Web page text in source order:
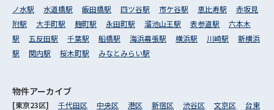
ノ水駅
水道橋駅 飯田橋駅 四ツ谷駅 市ケ谷駅 恵比寿駅
赤坂見
附駅
大手町駅 麹町駅 永田町駅 溜池山王駅 表参道駅
六本木
駅
五反田駅 千葉駅 船橋駅 海浜幕張駅 横浜駅 川崎駅
新横浜
駅
関内駅 桜木町駅 みなとみらい駅
物件アーカイブ
[東京23区] 千代田区 中央区 港区 新宿区 渋谷区 文京区 台東